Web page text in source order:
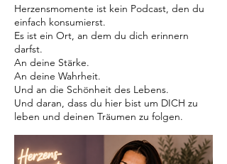
Herzensmomente ist kein Podcast, den du
einfach konsumierst.
Es ist ein Ort, an dem du dich erinnern
darfst.
An deine Stärke.
An deine Wahrheit.
Und an die Schönheit des Lebens.
Und daran, dass du hier bist um DICH zu
leben und deinen Träumen zu folgen.